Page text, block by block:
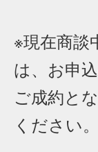
※現在商談
は、お申
ご成約と
ください。